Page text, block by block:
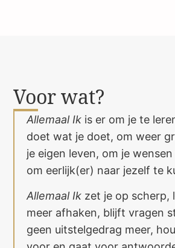
Voor wat?
Allemaal Ik is er om je te
doet wat je doet, om weer
je eigen leven, om je
om eerlijk(er) naar jezelf te
Allemaal Ik zet je op scherp,
meer afhaken, blijft vragen
geen uitstelgedrag meer,